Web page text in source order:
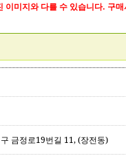
이미지와 다를 수 있습니다. 구
금정로19번길 11, (장전동)